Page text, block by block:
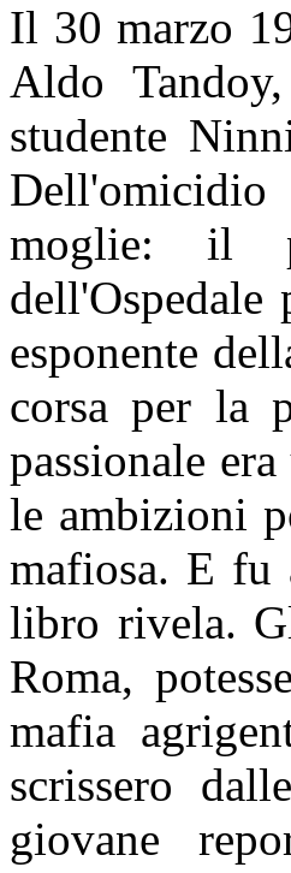
Il 30 marzo
Aldo
studente
moglie: il
esponente
corsa per la
passionale
le ambizioni
mafiosa. E fu
libro rivela.
Roma,
mafia
scrissero
giovane